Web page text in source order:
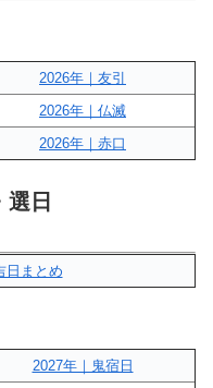
2026年｜友引
2026年｜仏滅
2026年｜赤口
日
日まとめ
2027年｜鬼宿日